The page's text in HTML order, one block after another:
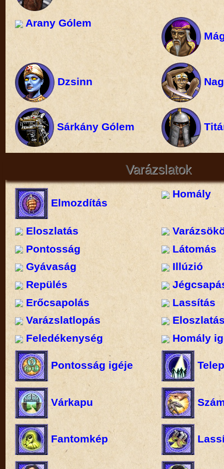
Arany Gólem
Dzsinn
Sárkány Gólem
Varázslatok
Elmozdítás
Homály
Eloszlatás
Pontosság
Látomás
Gyávaság
Illúzió
Repülés
Erőcsapolás
Lassítás
Varázslatlopás
Feledékenység
Homály
Pontosság igéje
Várkapu
Fantomkép